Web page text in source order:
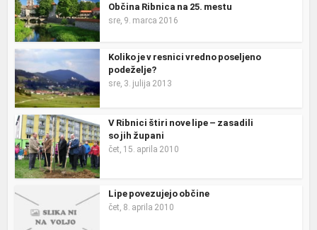
Občina Ribnica na 25. mestu
sre, 9. marca 2016
Koliko je v resnici vredno poseljeno
podeželje?
sre, 3. julija 2013
V Ribnici štiri nove lipe – zasadili
so jih župani
čet, 15. aprila 2010
Lipe povezujejo občine
čet, 8. aprila 2010